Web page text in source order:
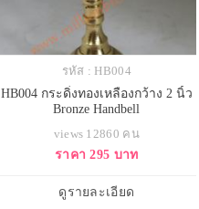
รหัส : HB004
HB004 กระดิ่งทองเหลืองกว้าง 2 นิ้ว
Bronze Handbell
views 12860 คน
ราคา 295 บาท
ดูรายละเอียด